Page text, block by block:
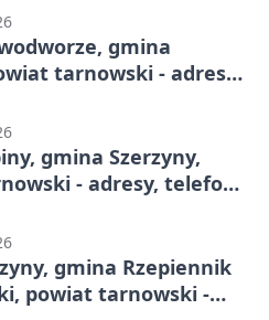
gmina
tarnowski - adresy,
gmina Szerzyny,
- adresy, telefony,
gmina Rzepiennik
powiat tarnowski -